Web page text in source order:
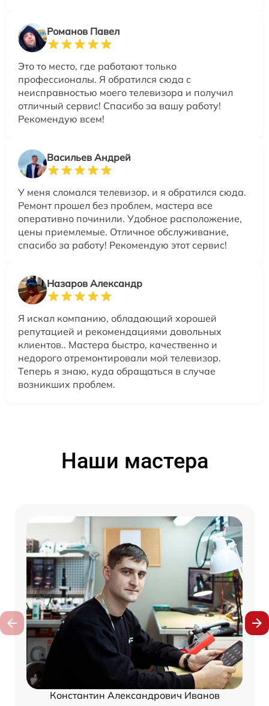
Романов Павел
Это то место, где работают только
профессионалы. Я обратился сюда с
неисправностью моего телевизора и получил
отличный сервис! Спасибо за вашу работу!
Рекомендую всем!
Васильев Андрей
У меня сломался телевизор, и я обратился сюда.
Ремонт прошел без проблем, мастера все
оперативно починили. Удобное расположение,
цены приемлемые. Отличное обслуживание,
спасибо за работу! Рекомендую этот сервис!
Назаров Александр
Я искал компанию, обладающий хорошей
репутацией и рекомендациями довольных
клиентов.. Мастера быстро, качественно и
недорого отремонтировали мой телевизор.
Теперь я знаю, куда обращаться в случае
возникших проблем.
Наши мастера
Константин Александрович Иванов